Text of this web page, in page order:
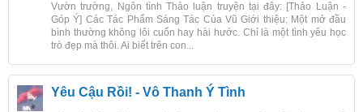
Vườn trường, Ngôn tình Thảo luận truyện tại đây: [Thảo Luận -
Góp Ý] Các Tác Phẩm Sáng Tác Của Vũ Giới thiệu: Một mở đầu
bình thường không lôi cuốn hay hài hước. Chỉ là một tình yêu học
trò đẹp mà thôi. Ai biết trên con...
Yêu Cậu Rồi! - Vô Thanh Ý Tình